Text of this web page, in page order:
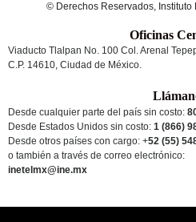
© Derechos Reservados, Instituto
Oficinas
Viaducto Tlalpan No. 100 Col. Arenal
C.P. 14610, Ciudad de México.
Desde cualquier parte del país sin costo:
Desde Estados Unidos sin costo: 1 (866)
Desde otros países con cargo: +52 (55)
o también a través de correo electrónico:
inetelmx@ine.mx